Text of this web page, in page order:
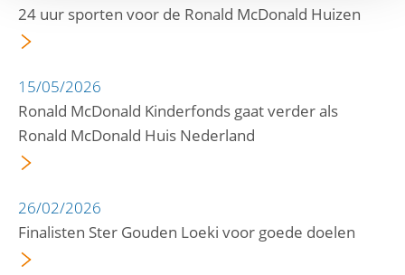
24 uur sporten voor de Ronald McDonald Huizen
15/05/2026
Ronald McDonald Kinderfonds gaat verder als
Ronald McDonald Huis Nederland
26/02/2026
Finalisten Ster Gouden Loeki voor goede doelen